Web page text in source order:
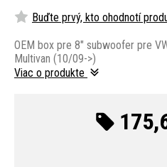
Buďte prvý, kto ohodnotí
OEM box pre 8" subwoofer pre
Multivan (10/09->)
Viac o produkte